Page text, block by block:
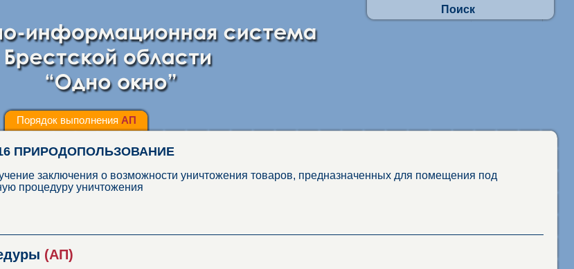
Поиск
Порядок выполнения АП
ПРИРОДОПОЛЬЗОВАНИЕ
заключения о возможности уничтожения товаров, предназначенных для помещения под
процедуру уничтожения
(АП)